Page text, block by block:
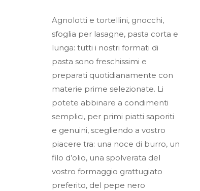
Agnolotti e tortellini, gnocchi,
sfoglia per lasagne, pasta corta e
lunga: tutti i nostri formati di
pasta sono freschissimi e
preparati quotidianamente con
materie prime selezionate. Li
potete abbinare a condimenti
semplici, per primi piatti saporiti
e genuini, scegliendo a vostro
piacere tra: una noce di burro, un
filo d’olio, una spolverata del
vostro formaggio grattugiato
preferito, del pepe nero